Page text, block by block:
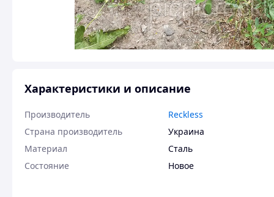
Характеристики и описание
Производитель
Reckless
Страна производитель
Украина
Материал
Сталь
Состояние
Новое